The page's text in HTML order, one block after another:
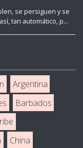
se persiguen y se
tan automático, p...
Argentina
Barbados
China